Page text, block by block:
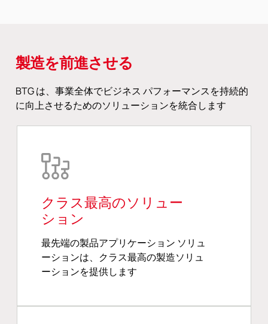
製造を前進させる
BTG は、事業全体でビジネス パフォーマンスを持続的
に向上させるためのソリューションを統合します
クラス最高のソリュー
ション
最先端の製品アプリケーション ソリュ
ーションは、クラス最高の製造ソリュ
ーションを提供します